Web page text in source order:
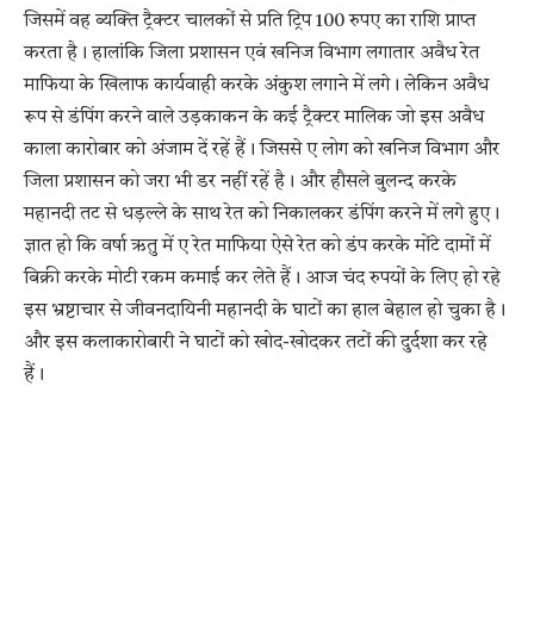
जिसमें वह ब्यक्ति ट्रैक्टर चालकों से प्रति ट्रिप 100 रुपए का राशि प्राप्त
करता है। हालांकि जिला प्रशासन एवं खनिज विभाग लगातार अवैध रेत
माफिया के खिलाफ कार्यवाही करके अंकुश लगाने में लगे। लेकिन अवैध
रूप से डंपिंग करने वाले उड़काकन के कई ट्रैक्टर मालिक जो इस अवैध
काला कारोबार को अंजाम दें रहें हैं। जिससे ए लोग को खनिज विभाग और
जिला प्रशासन को जरा भी डर नहीं रहें है। और हौसले बुलन्द करके
महानदी तट से धड़ल्ले के साथ रेत को निकालकर डंपिंग करने में लगे हुए।
ज्ञात हो कि वर्षा ऋतु में ए रेत माफिया ऐसे रेत को डंप करके मोंटे दामों में
बिक्री करके मोटी रकम कमाई कर लेते हैं। आज चंद रुपयों के लिए हो रहे
इस भ्रष्टाचार से जीवनदायिनी महानदी के घाटों का हाल बेहाल हो चुका है।
और इस कलाकारोबारी ने घाटों को खोद-खोदकर तटों की दुर्दशा कर रहे
हैं।